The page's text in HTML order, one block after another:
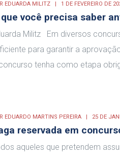
EDUARDA MILITZ 1 DE FEVEREIRO DE
que você precisa saber
Militz Em diversos
para garantir a
tenha como etapa
EDUARDO MARTINS PEREIRA 25 DE
reservada em
aqueles que pretendem